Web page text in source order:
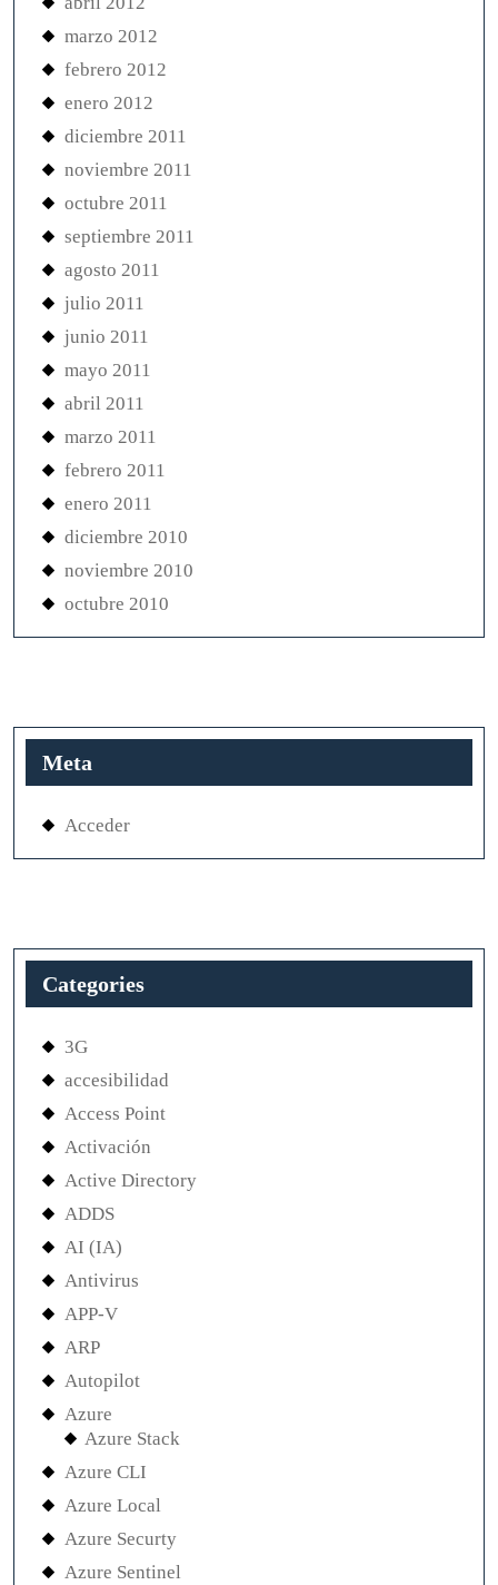
marzo 2012
febrero 2012
enero 2012
diciembre 2011
noviembre 2011
octubre 2011
septiembre 2011
agosto 2011
julio 2011
junio 2011
mayo 2011
abril 2011
marzo 2011
febrero 2011
enero 2011
diciembre 2010
noviembre 2010
octubre 2010
Meta
Acceder
Categories
3G
accesibilidad
Access Point
Activación
Active Directory
ADDS
AI (IA)
Antivirus
APP-V
ARP
Autopilot
Azure
Azure Stack
Azure CLI
Azure Local
Azure Securty
Azure Sentinel